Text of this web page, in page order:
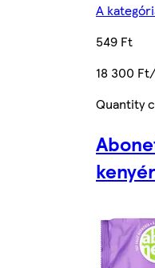
A
549 Ft
18 300
Quantity